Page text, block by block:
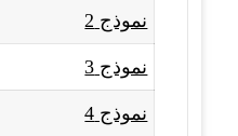
نموذج 2
نموذج 3
نموذج 4